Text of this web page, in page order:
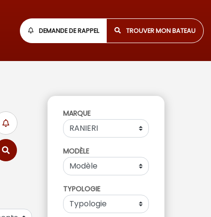
DEMANDE DE RAPPEL TROUVER MON BATEAU
MARQUE
MODÈLE
TYPOLOGIE